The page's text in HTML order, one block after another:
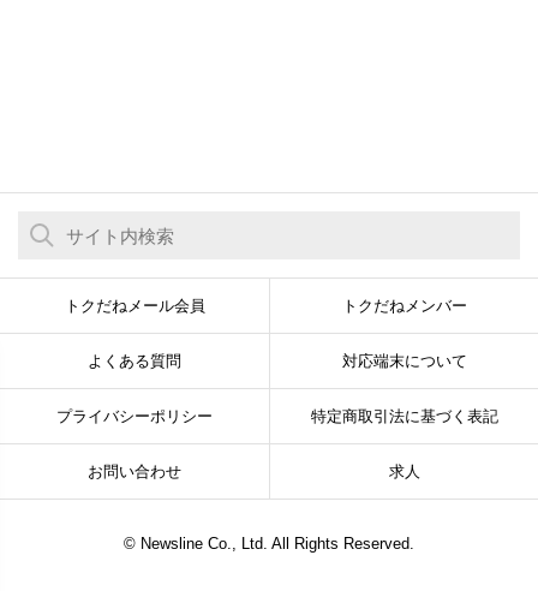
トクだねメール会員 トクだねメンバー
よくある質問 対応端末について
プライバシーポリシー 特定商取引法に基づく表記
お問い合わせ 求人
© Newsline Co., Ltd. All Rights Reserved.